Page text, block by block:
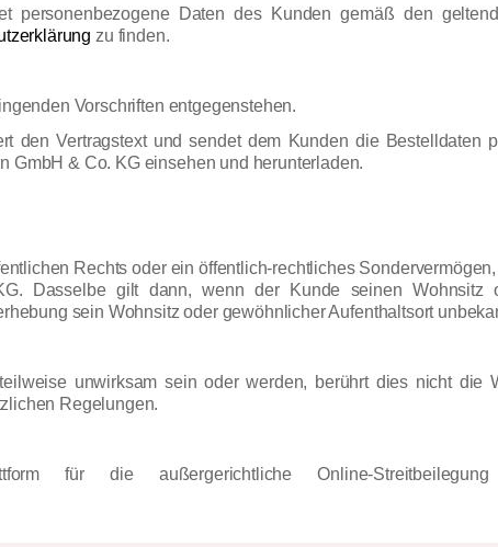
Daten des Kunden gemäß den
zu finden.
Vorschriften entgegenstehen.
den Vertragstext und sendet dem Kunden die Bestelldaten
GmbH & Co. KG einsehen und herunterladen.
Rechts oder ein öffentlich-rechtliches
Dasselbe gilt dann, wenn der Kunde seinen Wohnsitz
sein Wohnsitz oder gewöhnlicher Aufenthaltsort
unwirksam sein oder werden, berührt dies nicht die
Regelungen.
für die außergerichtliche Online-